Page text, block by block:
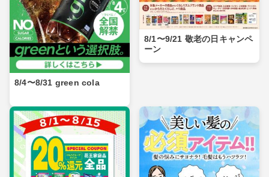
8/4〜8/31 green cola
8/1〜9/21 敬老の日キャンペ
ーン